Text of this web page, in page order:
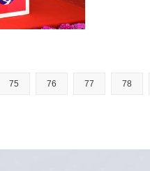
75 76 77 78